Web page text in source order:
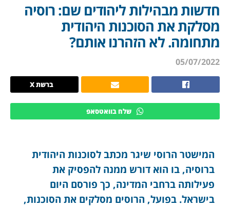
חדשות מבהילות ליהודים שם: רוסיה
מסלקת את הסוכנות היהודית
מתחומה. לא הזהרנו אותם?
05/07/2022
ברשת X
שלח בוואטסאפ
המישטר הרוסי שיגר מכתב לסוכנות היהודית
ברוסיה, בו הוא דורש ממנה להפסיק את
פעילותה ברחבי המדינה, כך פורסם היום
בישראל. בפועל, הרוסים מסלקים את הסוכנות,